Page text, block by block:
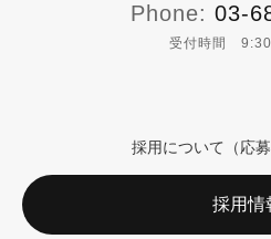
Phone: 03-
受付時間
採用について（応募
採用情